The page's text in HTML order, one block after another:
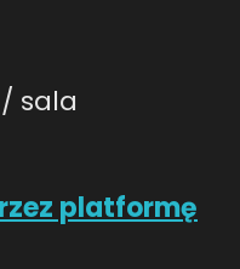
sala
platformę